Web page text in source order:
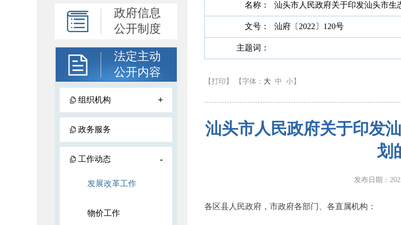
政府信息
公开制度
法定主动
公开内容
组织机构 +
政务服务
工作动态 -
发展改革工作
物价工作
名称： 汕头市人民政府关于印发汕头市生
文号： 汕府〔2022〕120号
主题词：
【打印】 【字体： 大 中 小 】
汕头市人民政府关于印发
划
发布日期：
各区县人民政府，市政府各部门、各直属机构：